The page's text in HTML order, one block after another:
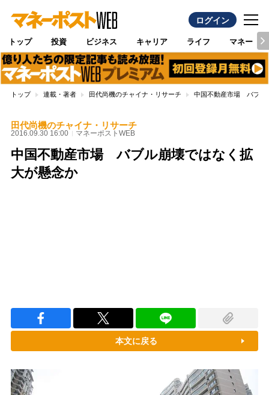
ログイン
トップ 投資 ビジネス キャリア ライフ マネー
トップ 連載・著者 田代尚機のチャイナ・リサーチ 中国不動産市場 バブル
田代尚機のチャイナ・リサーチ
2016.09.30 16:00 マネーポストWEB
中国不動産市場 バブル崩壊ではなく拡
大が懸念か
本文に戻る